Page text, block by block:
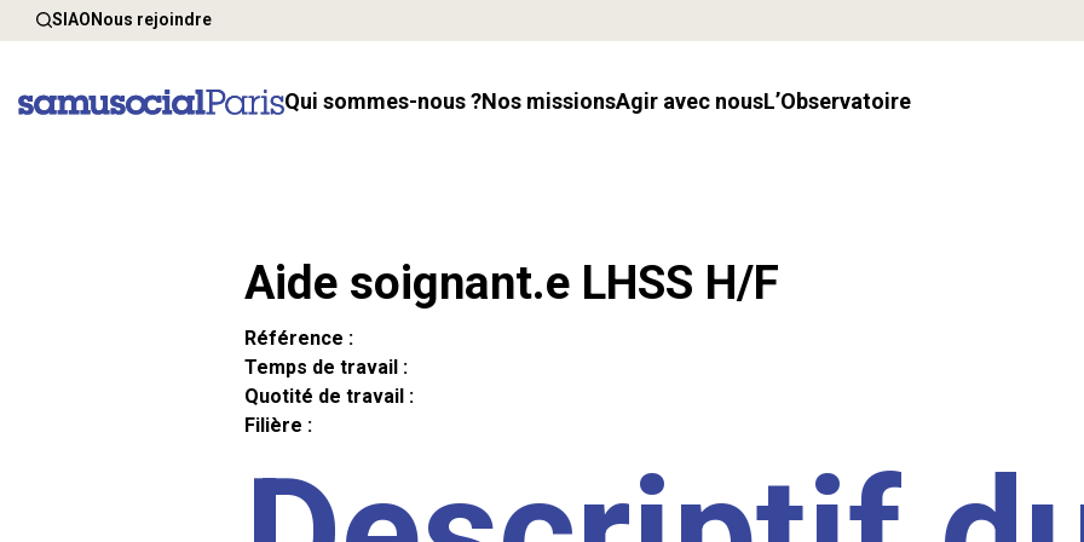
SIAONous rejoindre
Qui sommes-nous ? Nos missions Agir avec nous l’Observatoire
Aide soignant.e LHSS H/F
Référence :
Temps de travail :
Quotité de travail :
Filière :